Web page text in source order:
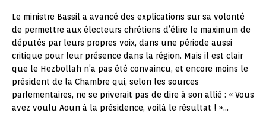
Le ministre Bassil a avancé des explications sur sa volonté
de permettre aux électeurs chrétiens d’élire le maximum de
députés par leurs propres voix, dans une période aussi
critique pour leur présence dans la région. Mais il est clair
que le Hezbollah n’a pas été convaincu, et encore moins le
président de la Chambre qui, selon les sources
parlementaires, ne se priverait pas de dire à son allié : « Vous
avez voulu Aoun à la présidence, voilà le résultat ! »…